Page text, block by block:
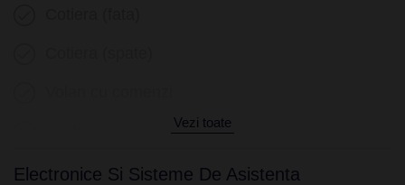
Senzor ploaie
Vezi toate
Electronice Si Sisteme De Asistenta